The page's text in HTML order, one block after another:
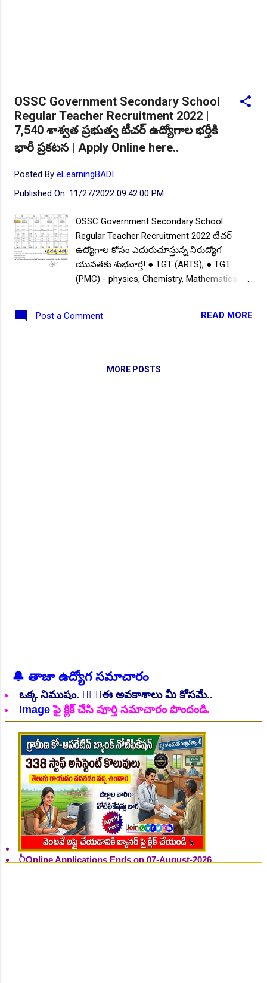
OSSC Government Secondary School
Regular Teacher Recruitment 2022 |
7,540 శాశ్వత ప్రభుత్వ టీచర్ ఉద్యోగాల భర్తీకి
భారీ ప్రకటన | Apply Online here..
Posted By eLearningBADI
Published On: 11/27/2022 09:42:00 PM
OSSC Government Secondary School
Regular Teacher Recruitment 2022 టీచర్
ఉద్యోగాల కోసం ఎదురుచూస్తున్న నిరుద్యోగ
యువతకు శుభవార్త! ● TGT (ARTS), ● TGT
(PMC) - physics, Chemistry, Mathematics, ●
Teacher, ● Sanskrit Teacher, ● Telugu
వారం Employment News Paper pdf :: ఇక్కడ
Post a Comment READ MORE
MORE POSTS
🔔 తాజా ఉద్యోగ సమాచారం
ఒక్క నిముషం. 💁🏻‍♂️ఈ అవకాశాలు మీ కోసమే..
Imageపై క్లిక్ చేసి పూర్తి సమాచారం పొందండి.
👆Online Applications Ends on 06-August-2026
👆Online Applications Ends on 07-August-2026